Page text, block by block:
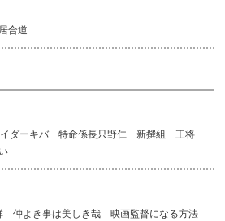
合道
ダーキバ 特命係長只野仁 新撰組 王将
よき事は美しき哉 映画監督になる方法